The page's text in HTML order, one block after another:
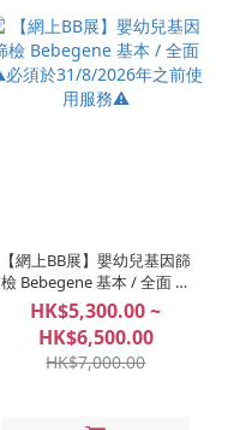
【網上BB展】嬰幼兒基因篩
檢 Bebegene 基本 / 全面 ⚠️
必須於31/8/2026年之前使用
服務⚠️
HK$5,300.00 ~
HK$6,500.00
HK$7,000.00